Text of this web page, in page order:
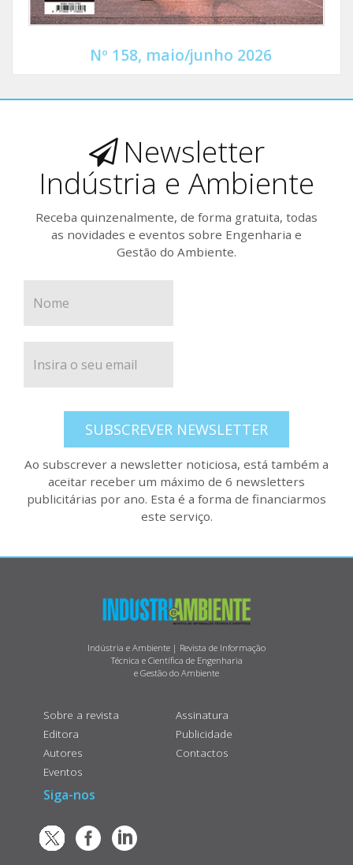
Nº 158, maio/junho 2026
Newsletter
Indústria e Ambiente
Receba quinzenalmente, de forma gratuita, todas
as novidades e eventos sobre Engenharia e
Gestão do Ambiente.
SUBSCREVER NEWSLETTER
Ao subscrever a newsletter noticiosa, está também a
aceitar receber um máximo de 6 newsletters
publicitárias por ano. Esta é a forma de financiarmos
este serviço.
Indústria e Ambiente | Revista de Informação
Técnica e Científica de Engenharia
e Gestão do Ambiente
Sobre a revista
Editora
Autores
Eventos
Assinatura
Publicidade
Contactos
Siga-nos